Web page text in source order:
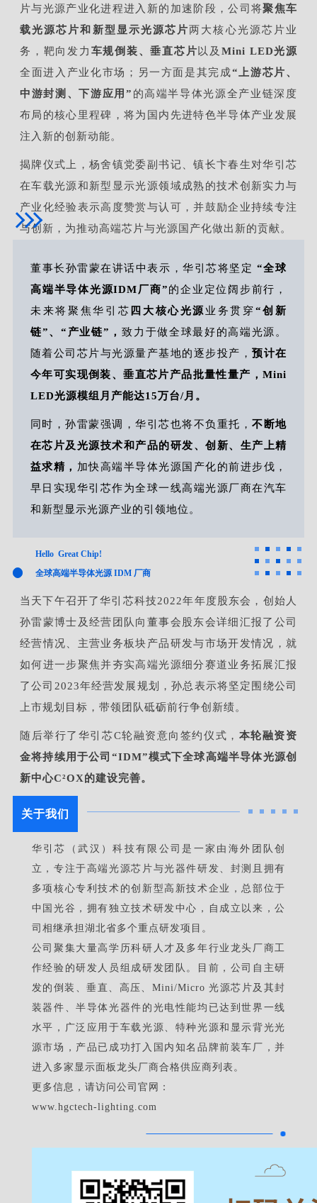
片与光源产业化进程进入新的加速阶段，公司将聚焦车
载光源芯片和新型显示光源芯片两大核心光源芯片业
务，靶向发力 车规倒装、垂直芯片以及 Mini LED光源
全面进入产业化市场；另一方面是其完成“上游芯片、
中游封测、下游应用” 的高端半导体光源全产业链深度
布局的核心里程碑，将为国内先进特色半导体产业发展
注入新的创新动能。
揭牌仪式上，杨舍镇党委副书记、镇长卞春生对华引芯
在车载光源和新型显示光源领域成熟的技术创新实力与
产业化经验表示高度赞赏与认可，并鼓励企业持续专注
与创新，为推动高端芯片与光源国产化做出新的贡献。
董事长孙雷蒙在讲话中表示，华引芯将坚定 “全球
高端半导体光源IDM厂商”的企业定位阔步前行，
未来将聚焦华引芯 四大核心光源 业务贯穿“创新
链”、“产业链”，致力于做全球最好的高端光源。
随着公司芯片与光源量产基地的逐步投产，预计在
今年可实现倒装、垂直芯片产品批量性量产，Mini
LED光源模组月产能达15万台/月。
同时，孙雷蒙强调，华引芯也将不负重托，不断地
在芯片及光源技术和产品的研发、创新、生产上精
益求精， 加快高端半导体光源国产化的前进步伐，
早日实现华引芯作为全球一线高端光源厂商在汽车
和新型显示光源产业的引领地位。
Hello Great Chip!
全球高端半导体光源 IDM 厂商
当天下午召开了华引芯科技2022年年度股东会，创始人
孙雷蒙博士及经营团队向董事会股东会详细汇报了公司
经营情况、主营业务板块产品研发与市场开发情况，就
如何进一步聚焦并夯实高端光源细分赛道业务拓展汇报
了公司2023年经营发展规划，孙总表示将坚定围绕公司
上市规划目标，带领团队砥砺前行争创新绩。
随后举行了华引芯C轮融资意向签约仪式， 本轮融资资
金将持续用于公司“IDM”模式下全球高端半导体光源创
新中心C²OX的建设完善。
关于我们
华引芯（武汉）科技有限公司是一家由海外团队创
立，专注于高端光源芯片与光器件研发、封测且拥有
多项核心专利技术的创新型高新技术企业，总部位于
中国光谷，拥有独立技术研发中心，自成立以来，公
司相继承担湖北省多个重点研发项目。
公司聚集大量高学历科研人才及多年行业龙头厂商工
作经验的研发人员组成研发团队。目前，公司自主研
发的倒装、垂直、高压、Mini/Micro 光源芯片及其封
装器件、半导体光器件的光电性能均已达到世界一线
水平，广泛应用于车载光源、特种光源和显示背光光
源市场，产品已成功打入国内知名品牌前装车厂，并
进入多家显示面板龙头厂商合格供应商列表。
更多信息，请访问公司官网：
www.hgctech-lighting.com